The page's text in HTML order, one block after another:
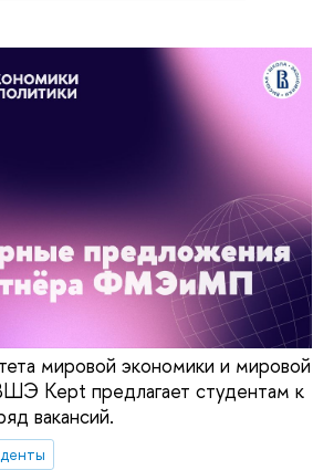
мировой экономики и мировой
Kept предлагает студентам к
вакансий.